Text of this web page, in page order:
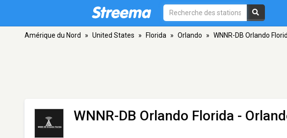
Amérique du Nord » United States » Florida » Orlando » WNNR-DB Orlando
WNNR-DB Orlando Florida -